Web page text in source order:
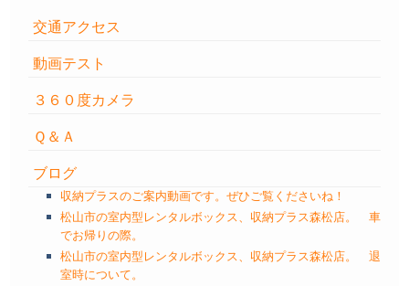
交通アクセス
動画テスト
３６０度カメラ
Ｑ＆Ａ
ブログ
収納プラスのご案内動画です。ぜひご覧くださいね！
松山市の室内型レンタルボックス、収納プラス森松店。 車
でお帰りの際。
松山市の室内型レンタルボックス、収納プラス森松店。 退
室時について。